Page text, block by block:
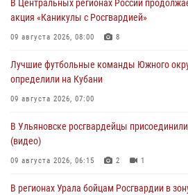
В Центральных регионах России
акция «Каникулы с Росгвардией»
09 августа 2026, 08:00 8
Лучшие футбольные команды Южного
определили на Кубани
09 августа 2026, 07:00
В Ульяновске росгвардейцы
(видео)
09 августа 2026, 06:15 2 1
В регионах Урала бойцам Росгвардии в